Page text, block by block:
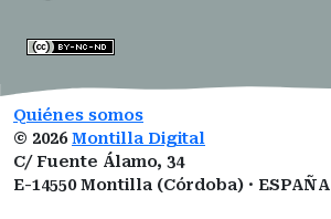
Quiénes somos
© 2026 Montilla Digital
C/ Fuente Álamo, 34
E-14550 Montilla (Córdoba) · ESPAÑA